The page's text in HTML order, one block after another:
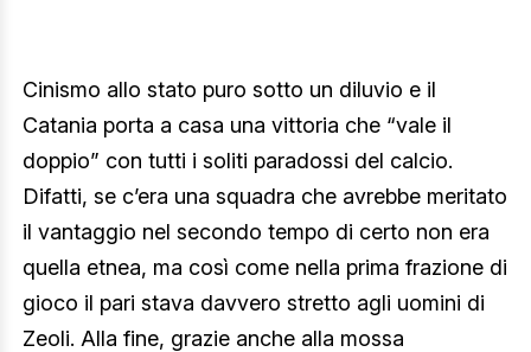
Cinismo allo stato puro sotto un diluvio e il
Catania porta a casa una vittoria che “vale il
doppio” con tutti i soliti paradossi del calcio.
Difatti, se c’era una squadra che avrebbe meritato
il vantaggio nel secondo tempo di certo non era
quella etnea, ma così come nella prima frazione di
gioco il pari stava davvero stretto agli uomini di
Zeoli. Alla fine, grazie anche alla mossa